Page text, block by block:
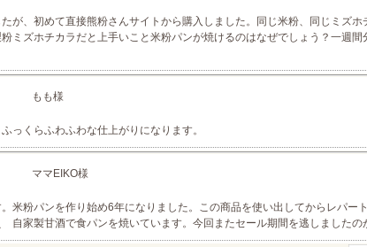
が、初めて直接熊粉さんサイトから購入しました。同じ米粉、同じミズ
ミズホチカラだと上手いこと米粉パンが焼けるのはなぜでしょう？一週
もも様
っくらふわふわな仕上がりになります。
ママEIKO様
米粉パンを作り始め6年になりました。この商品を使い出してからレパー
家製甘酒で食パンを焼いています。今回またセール期間を逃しましたの